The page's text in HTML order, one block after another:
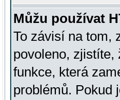
Můžu používat
To závisí na tom,
povoleno,
funkce, která
problémů. Pokud